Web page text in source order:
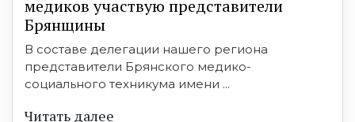
медиков участвую представители
Брянщины
В составе делегации нашего региона
представители Брянского медико-
социального техникума имени ...
Читать далее